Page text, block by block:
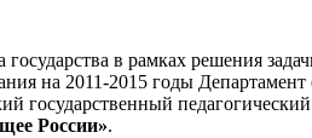
в рамках решения
на 2011-2015 годы
России».